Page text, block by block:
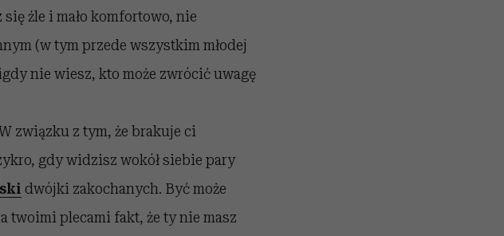
źle i mało komfortowo, nie
(w tym przede wszystkim młodej
nie wiesz, kto może zwrócić uwagę
związku z tym, że brakuje ci
gdy widzisz wokół siebie pary
dwójki zakochanych. Być może
twoimi plecami fakt, że ty nie masz